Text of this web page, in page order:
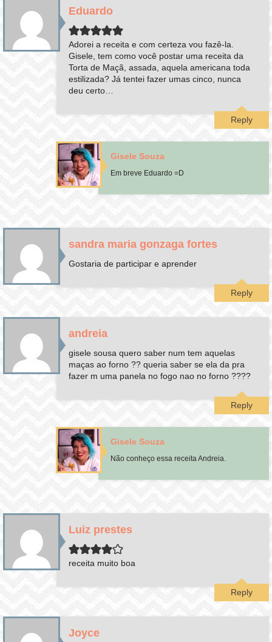
Eduardo
Adorei a receita e com certeza vou fazê-la.
Gisele, tem como você postar uma receita da
Torta de Maçã, assada, aquela americana toda
estilizada? Já tentei fazer umas cinco, nunca
deu certo…
Reply
Gisele Souza
Em breve Eduardo =D
sandra maria gonzaga fortes
Gostaria de participar e aprender
Reply
andreia
gisele sousa quero saber num tem aquelas
maças ao forno ?? queria saber se ela da pra
fazer m uma panela no fogo nao no forno ????
Reply
Gisele Souza
Não conheço essa receita Andreia.
Luiz prestes
receita muito boa
Reply
Joyce